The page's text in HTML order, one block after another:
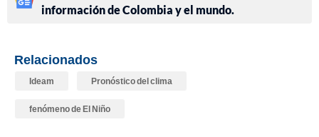
información de Colombia y el mundo.
Relacionados
Ideam Pronóstico del clima
fenómeno de El Niño